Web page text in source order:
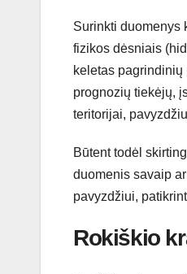
Surinkti duomenys
fizikos dėsniais
keletas
prognozių tiekėjų,
teritorijai,
Būtent todėl
duomenis savaip
pavyzdžiui,
Rokiškio